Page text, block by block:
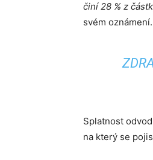
činí 28 % z
svém oznámení.
Splatnost
na který se